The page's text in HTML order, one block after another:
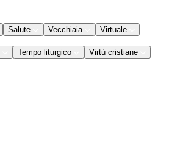
Salute Vecchiaia Virtuale
Tempo liturgico Virtù cristiane